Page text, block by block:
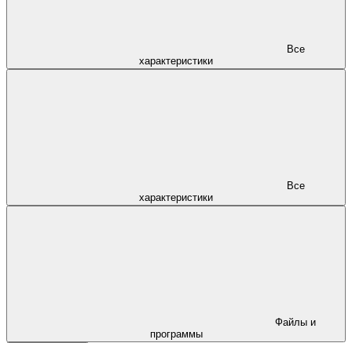
характеристики
характеристики
программы